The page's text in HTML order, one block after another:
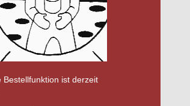
Bestellfunktion ist derzeit